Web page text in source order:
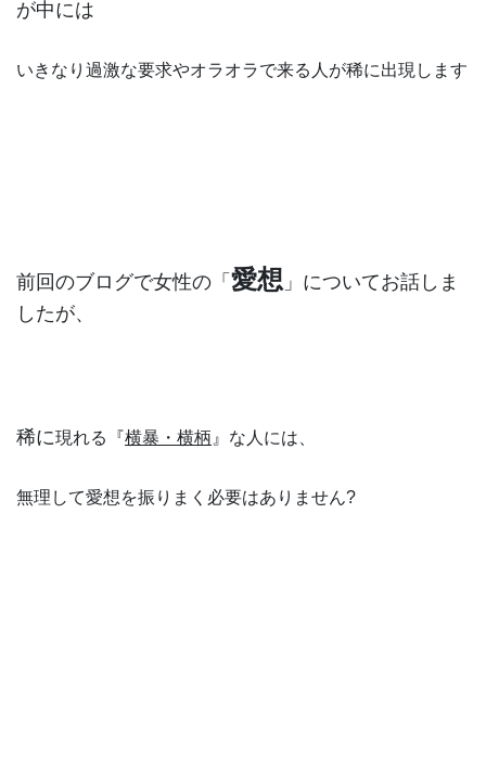
が中には
いきなり過激な要求やオラオラで来る人が稀に出現します
前回のブログで女性の「 愛想 」についてお話しま
したが、
稀に現れる『横暴・横柄 』な人には、
無理して愛想を振りまく必要はありません?